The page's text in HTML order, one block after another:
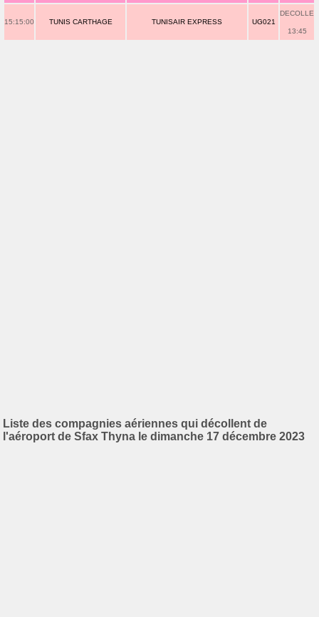
15:15:00 TUNIS CARTHAGE TUNISAIR EXPRESS UG021
DECOLLE
13:45
Liste des compagnies aériennes qui décollent de
l'aéroport de Sfax Thyna le dimanche 17 décembre 2023